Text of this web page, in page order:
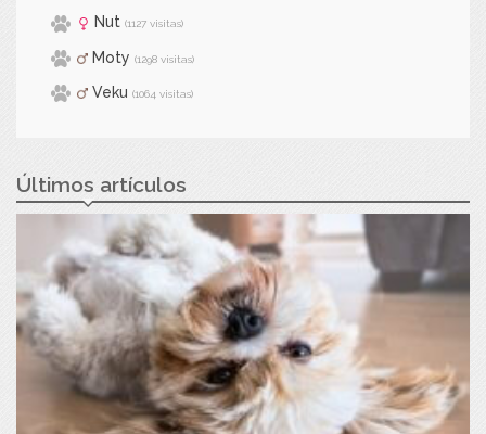
Nut (1127 visitas)
Moty (1298 visitas)
Veku (1064 visitas)
Últimos artículos